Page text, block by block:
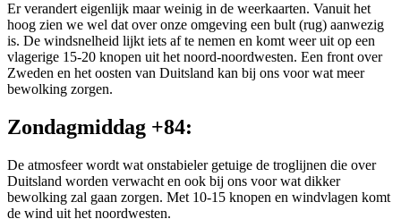
Er verandert eigenlijk maar weinig in de weerkaarten. Vanuit het
hoog zien we wel dat over onze omgeving een bult (rug) aanwezig
is. De windsnelheid lijkt iets af te nemen en komt weer uit op een
vlagerige 15-20 knopen uit het noord-noordwesten. Een front over
Zweden en het oosten van Duitsland kan bij ons voor wat meer
bewolking zorgen.
Zondagmiddag +84:
De atmosfeer wordt wat onstabieler getuige de troglijnen die over
Duitsland worden verwacht en ook bij ons voor wat dikker
bewolking zal gaan zorgen. Met 10-15 knopen en windvlagen komt
de wind uit het noordwesten.